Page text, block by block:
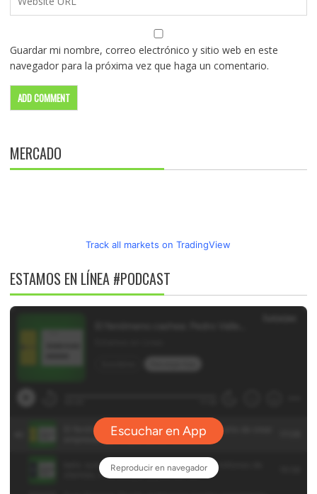
Guardar mi nombre, correo electrónico y sitio web en este
navegador para la próxima vez que haga un comentario.
MERCADO
Track all markets on TradingView
ESTAMOS EN LÍNEA #PODCAST